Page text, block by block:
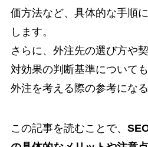
価方法など、具体的な手順
します。
さらに、外注先の選び方や
対効果の判断基準について
外注を考える際の参考にな
この記事を読むことで、